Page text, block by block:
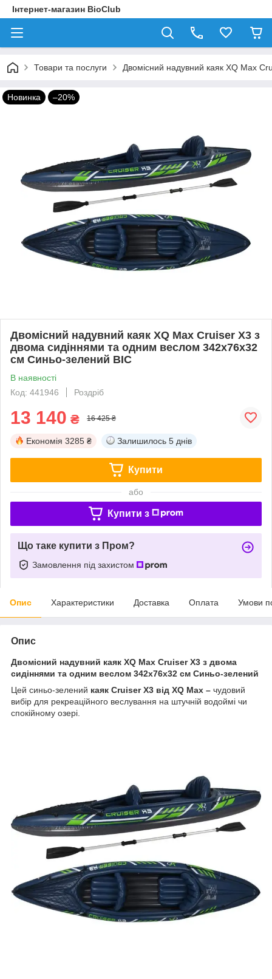
Інтернет-магазин BioClub
Товари та послуги Двомісний надувний каяк XQ Max
Новинка –20%
Двомісний надувний каяк XQ Max Cruiser X3 з
двома сидіннями та одним веслом 342x76x32
см Синьо-зелений BIC
В наявності
Код: 441946
Роздріб
13 140 ₴ 16 425 ₴
Економія 3285 ₴ Залишилось 5 днів
Купити
або
Купити з
Що таке купити з Пром?
Замовлення під захистом
Опис Характеристики Доставка Оплата Умови
Опис
Двомісний надувний каяк XQ Max Cruiser X3 з двома
сидіннями та одним веслом 342x76x32 см Синьо-зелений
Цей синьо-зелений каяк Cruiser X3 від XQ Max – чудовий
вибір для рекреаційного веслування на штучній водоймі чи
спокійному озері.